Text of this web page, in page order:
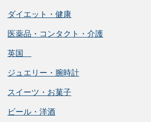
ダイエット・健康
医薬品・コンタクト・介護
英国
ジュエリー・腕時計
スイーツ・お菓子
ビール・洋酒